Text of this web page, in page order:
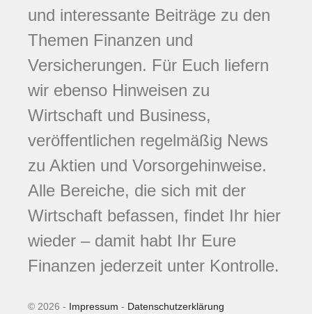
und interessante Beiträge zu den
Themen Finanzen und
Versicherungen. Für Euch liefern
wir ebenso Hinweisen zu
Wirtschaft und Business,
veröffentlichen regelmäßig News
zu Aktien und Vorsorgehinweise.
Alle Bereiche, die sich mit der
Wirtschaft befassen, findet Ihr hier
wieder – damit habt Ihr Eure
Finanzen jederzeit unter Kontrolle.
© 2026 - Impressum - Datenschutzerklärung